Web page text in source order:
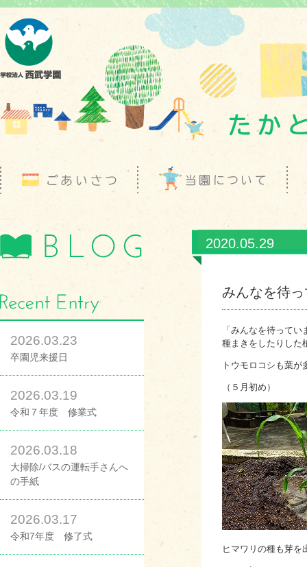
2026.03.23
卒園児来援日
2026.03.19
令和７年度 修業式
2026.03.18
大掃除/バスの運転手さんへ
の手紙
2026.03.17
令和7年度 修了式
2020.05.29
みんなを待
「みんなを待って
種まきをしたりした
トウモロコシも葉が
（５月
ヒマワリの種も芽を